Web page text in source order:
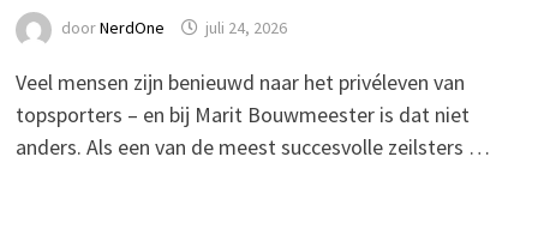
doorNerdOne juli 24, 2026
Veel mensen zijn benieuwd naar het privéleven van
topsporters – en bij Marit Bouwmeester is dat niet
anders. Als een van de meest succesvolle zeilsters …